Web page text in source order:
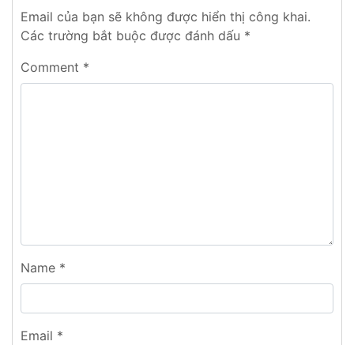
Email của bạn sẽ không được hiển thị công khai.
Các trường bắt buộc được đánh dấu *
Comment *
Name *
Email *